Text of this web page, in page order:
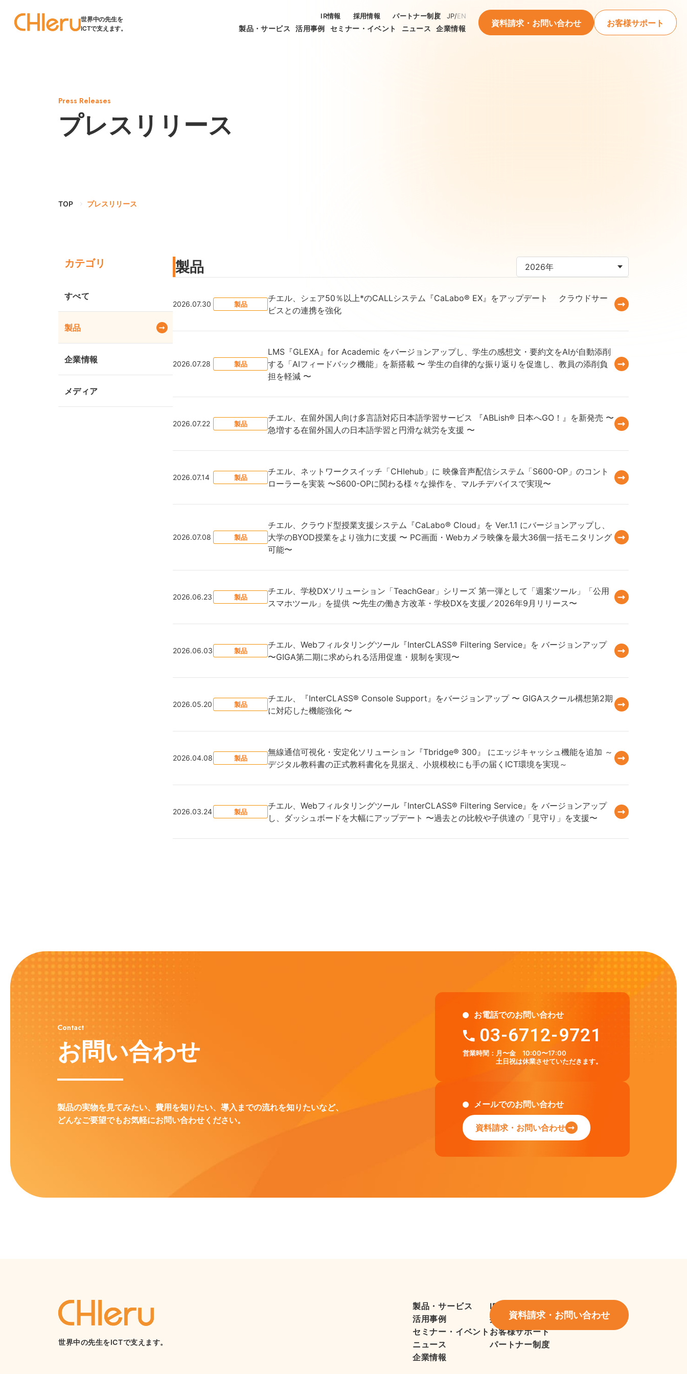
世界中の先生を
ICTで支えます。
製品・サービス 活用事例 セミナー・イベント ニュース 企業情報
IR情報 採用情報 パートナー制度 JP/EN
資料請求・お問い合わせ お客様サポート
Press Releases
プレスリリース
TOP プレスリリース
カテゴリ
すべて
製品
企業情報
メディア
製品
2026.07.30 製品
チエル、シェア50％以上*のCALLシステム『CaLabo® EX』をアップデート クラウドサー
ビスとの連携を強化
2026.07.28 製品
LMS『GLEXA』for Academic をバージョンアップし、学生の感想文・要約文をAIが自動添削
する「AIフィードバック機能」を新搭載 〜 学生の自律的な振り返りを促進し、教員の添削負
担を軽減 〜
2026.07.22 製品
チエル、在留外国人向け多言語対応日本語学習サービス 『ABLish® 日本へGO！』を新発売 〜
急増する在留外国人の日本語学習と円滑な就労を支援 〜
2026.07.14 製品
チエル、ネットワークスイッチ「CHIehub」に 映像音声配信システム「S600-OP」のコント
ローラーを実装 〜S600-OPに関わる様々な操作を、マルチデバイスで実現〜
2026.07.08 製品
チエル、クラウド型授業支援システム『CaLabo® Cloud』を Ver.1.1 にバージョンアップし、
大学のBYOD授業をより強力に支援 〜 PC画面・Webカメラ映像を最大36個一括モニタリング
可能〜
2026.06.23 製品
チエル、学校DXソリューション「TeachGear」シリーズ 第一弾として「週案ツール」「公用
スマホツール」を提供 〜先生の働き方改革・学校DXを支援／2026年9月リリース〜
2026.06.03 製品
チエル、Webフィルタリングツール『InterCLASS® Filtering Service』を バージョンアップ
〜GIGA第二期に求められる活用促進・規制を実現〜
2026.05.20 製品
チエル、『InterCLASS® Console Support』をバージョンアップ 〜 GIGAスクール構想第2期
に対応した機能強化 〜
2026.04.08 製品
無線通信可視化・安定化ソリューション『Tbridge® 300』 にエッジキャッシュ機能を追加 ～
デジタル教科書の正式教科書化を見据え、小規模校にも手の届くICT環境を実現～
2026.03.24 製品
チエル、Webフィルタリングツール『InterCLASS® Filtering Service』を バージョンアップ
し、ダッシュボードを大幅にアップデート 〜過去との比較や子供達の「見守り」を支援〜
Contact
お問い合わせ
製品の実物を見てみたい、費用を知りたい、導入までの流れを知りたいなど、
どんなご要望でもお気軽にお問い合わせください。
お電話でのお問い合わせ
03-6712-9721
営業時間： 月〜金 10:00〜17:00
土日祝は休業させていただきます。
メールでのお問い合わせ
資料請求・お問い合わせ
世界中の先生をICTで支えます。
製品・サービス
活用事例
セミナー・イベント
ニュース
企業情報
IR情報
採用情報
お客様サポート
パートナー制度
資料請求・お問い合わせ